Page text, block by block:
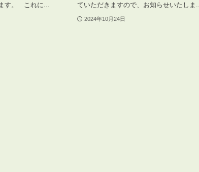
す。 これに...
ていただきますので、お知らせいたしま...
2024年10月24日